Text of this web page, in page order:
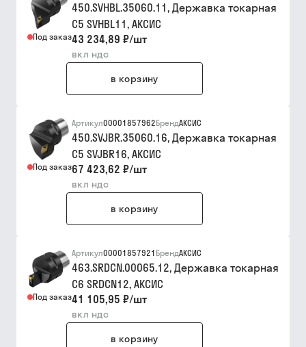
Под заказ
450.SVHBL.35060.11, Державка токарная
C5 SVHBL11, АКСИC
43 234,89 ₽/шт
вкл ндс
в корзину
Под заказ
Артикул00001857962БрендАКСИС
450.SVJBR.35060.16, Державка токарная
C5 SVJBR16, АКСИC
67 423,62 ₽/шт
вкл ндс
в корзину
Под заказ
Артикул00001857921 БрендАКСИС
463.SRDCN.00065.12, Державка токарная
C6 SRDCN12, АКСИС
41 105,95 ₽/шт
вкл ндс
в корзину